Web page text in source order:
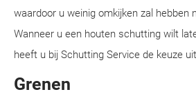
waardoor u weinig omkijken zal hebben
Wanneer u een houten schutting wilt
heeft u bij Schutting Service de keuze
Grenen